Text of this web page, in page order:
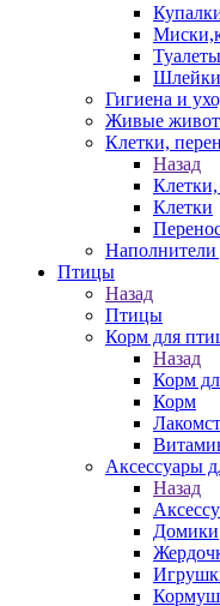
Туалеты
Гигиена и
Живые
Клетки,
Назад
Клетки
Наполнители
Птицы
Назад
Птицы
Корм для
Назад
Корм
Корм
Аксессуары
Назад
Домики